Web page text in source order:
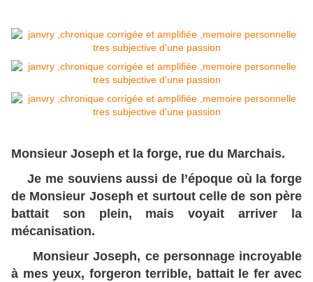
Monsieur Joseph et la forge, rue du Marchais.
Je me souviens aussi de l’époque où la forge
de Monsieur Joseph et surtout celle de son père
battait son plein, mais voyait arriver la
mécanisation.
Monsieur Joseph, ce personnage incroyable
à mes yeux, forgeron terrible, battait le fer avec